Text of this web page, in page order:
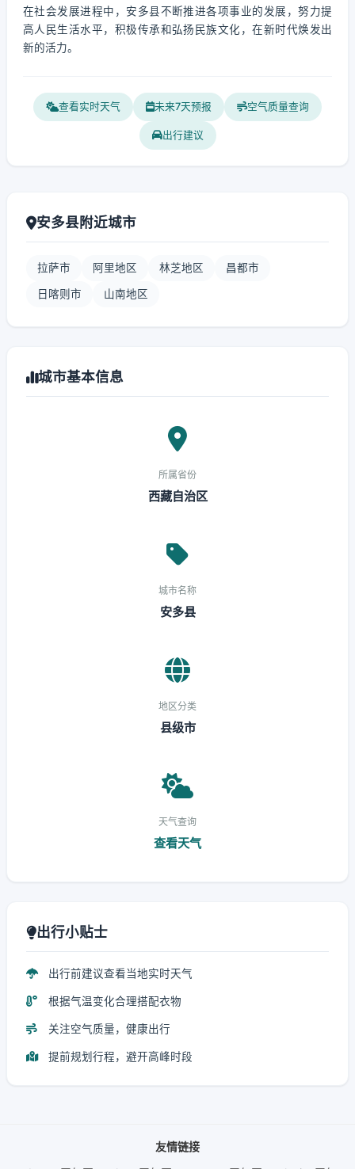
在社会发展进程中，安多县不断推进各项事业的发展，努力提
高人民生活水平，积极传承和弘扬民族文化，在新时代焕发出
新的活力。
查看实时天气 未来7天预报 空气质量查询
出行建议
安多县附近城市
拉萨市 阿里地区 林芝地区 昌都市
日喀则市 山南地区
城市基本信息
所属省份
西藏自治区
城市名称
安多县
地区分类
县级市
天气查询
查看天气
出行小贴士
出行前建议查看当地实时天气
根据气温变化合理搭配衣物
关注空气质量，健康出行
提前规划行程，避开高峰时段
友情链接